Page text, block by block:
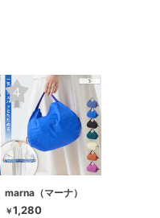
marna（マーナ）
￥1,280